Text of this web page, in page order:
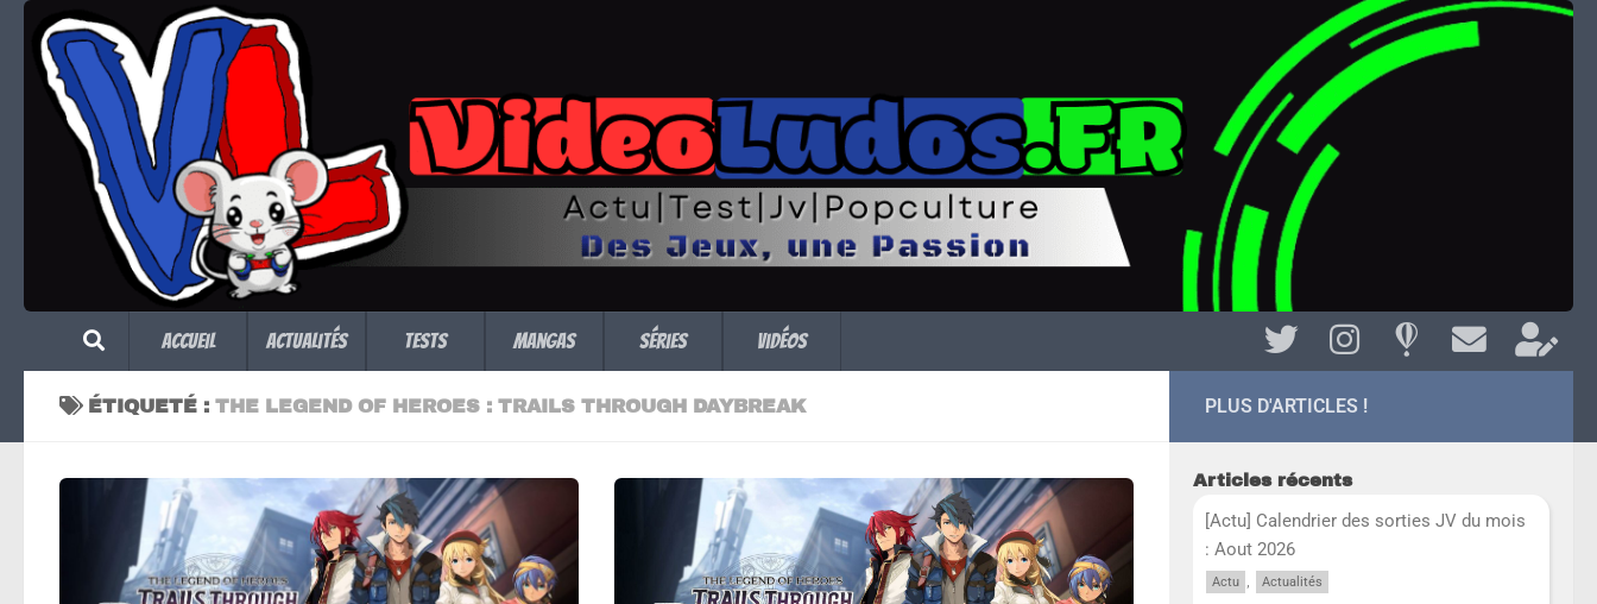
Skip to content
Accueil Actualités Tests Mangas Séries Vidéos
ÉTIQUETÉ : THE LEGEND OF HEROES : TRAILS THROUGH DAYBREAK PLUS D'ARTICLES !
Articles récents
[Actu] Calendrier des sorties JV du mois
: Aout 2026
Actu , Actualités